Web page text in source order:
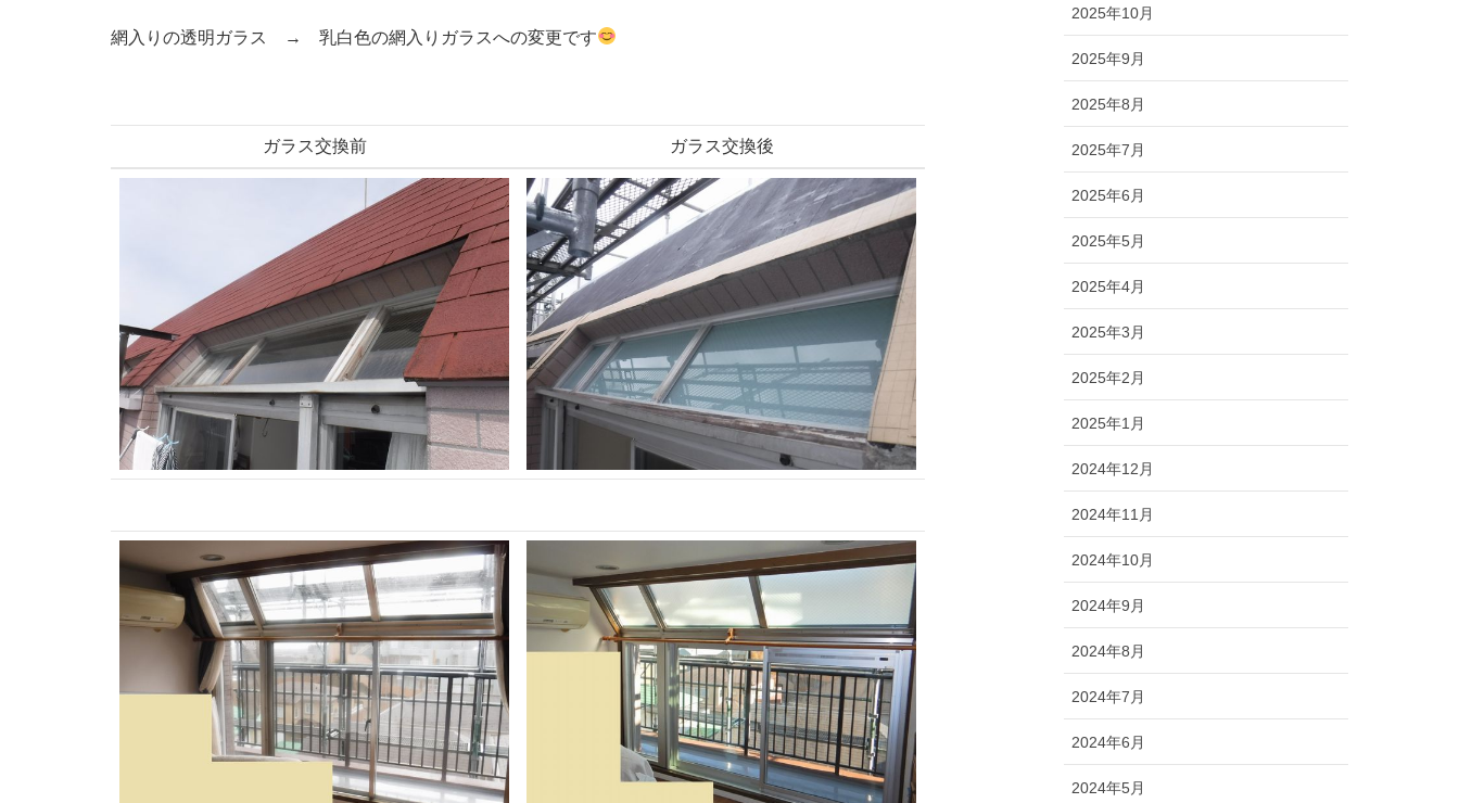
網入りの透明ガラス → 乳白色の網入りガラスへの変更です
ガラス交換前 ガラス交換後
2025年10月
2025年9月
2025年8月
2025年7月
2025年6月
2025年5月
2025年4月
2025年3月
2025年2月
2025年1月
2024年12月
2024年11月
2024年10月
2024年9月
2024年8月
2024年7月
2024年6月
2024年5月